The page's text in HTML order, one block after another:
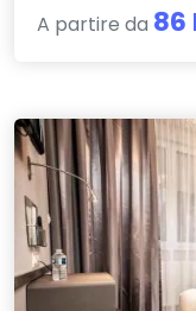
A partire da 86